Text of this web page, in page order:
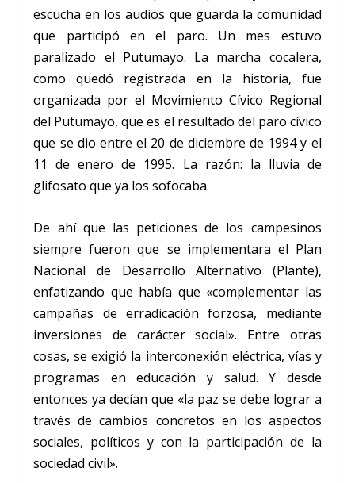
escucha en los audios que guarda la comunidad
que participó en el paro. Un mes estuvo
paralizado el Putumayo. La marcha cocalera,
como quedó registrada en la historia, fue
organizada por el Movimiento Cívico Regional
del Putumayo, que es el resultado del paro cívico
que se dio entre el 20 de diciembre de 1994 y el
11 de enero de 1995. La razón: la lluvia de
glifosato que ya los sofocaba.
De ahí que las peticiones de los campesinos
siempre fueron que se implementara el Plan
Nacional de Desarrollo Alternativo (Plante),
enfatizando que había que «complementar las
campañas de erradicación forzosa, mediante
inversiones de carácter social». Entre otras
cosas, se exigió la interconexión eléctrica, vías y
programas en educación y salud. Y desde
entonces ya decían que «la paz se debe lograr a
través de cambios concretos en los aspectos
sociales, políticos y con la participación de la
sociedad civil».